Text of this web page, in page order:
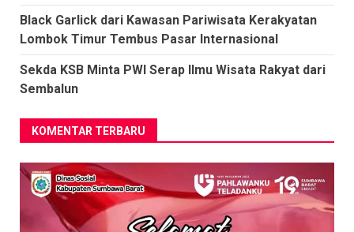
Black Garlick dari Kawasan Pariwisata Kerakyatan
Lombok Timur Tembus Pasar Internasional
Sekda KSB Minta PWI Serap Ilmu Wisata Rakyat dari
Sembalun
KOMENTAR TERBARU